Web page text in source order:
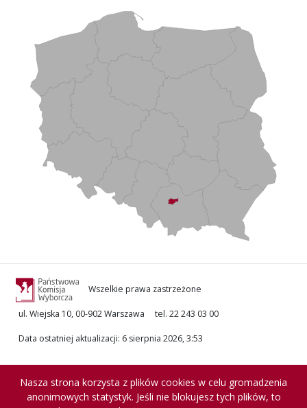
Wszelkie prawa zastrzeżone
ul. Wiejska 10, 00-902 Warszawa tel. 22 243 03 00
Data ostatniej aktualizacji: 6 sierpnia 2026, 3:53
Nasza strona korzysta z plików cookies w celu gromadzenia
anonimowych statystyk. Jeśli nie blokujesz tych plików, to